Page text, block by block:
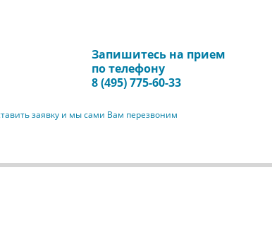
Запишитесь на прием
по телефону
8 (495) 775-60-33
заявку и мы сами Вам перезвоним